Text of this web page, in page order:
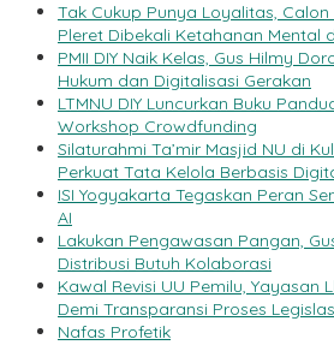
Tak Cukup Punya Loyalitas,
Pleret Dibekali Ketahanan Mental
PMII DIY Naik Kelas, Gus Hilmy
Hukum dan Digitalisasi Gerakan
LTMNU DIY Luncurkan Buku
Workshop Crowdfunding
Silaturahmi Ta’mir Masjid NU di
Perkuat Tata Kelola Berbasis
ISI Yogyakarta Tegaskan Peran
AI
Lakukan Pengawasan Pangan,
Distribusi Butuh Kolaborasi
Kawal Revisi UU Pemilu, Yayasan
Demi Transparansi Proses
Nafas Profetik